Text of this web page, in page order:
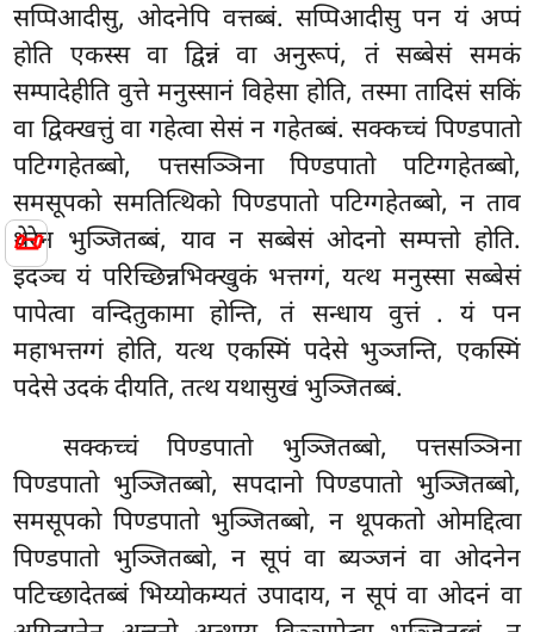
📜
सप्पिआदीसु, ओदनेपि वत्तब्बं. सप्पिआदीसु पन यं अप्पं
होति एकस्स वा द्विन्नं वा अनुरूपं, तं सब्बेसं समकं
सम्पादेहीति वुत्ते मनुस्सानं विहेसा होति, तस्मा तादिसं सकिं
वा द्विक्खत्तुं वा गहेत्वा सेसं न गहेतब्बं. सक्कच्चं पिण्डपातो
पटिग्गहेतब्बो, पत्तसञ्ञिना पिण्डपातो पटिग्गहेतब्बो,
समसूपको समतित्थिको पिण्डपातो पटिग्गहेतब्बो, न ताव
थेरेन भुञ्जितब्बं, याव न सब्बेसं ओदनो सम्पत्तो होति.
इदञ्च यं परिच्छिन्नभिक्खुकं भत्तग्गं, यत्थ मनुस्सा सब्बेसं
पापेत्वा वन्दितुकामा होन्ति, तं सन्धाय वुत्तं . यं पन
महाभत्तग्गं होति, यत्थ एकस्मिं पदेसे भुञ्जन्ति, एकस्मिं
पदेसे उदकं दीयति, तत्थ यथासुखं भुञ्जितब्बं.
सक्कच्चं पिण्डपातो भुञ्जितब्बो, पत्तसञ्ञिना
पिण्डपातो भुञ्जितब्बो, सपदानो पिण्डपातो भुञ्जितब्बो,
समसूपको पिण्डपातो भुञ्जितब्बो, न थूपकतो ओमद्दित्वा
पिण्डपातो भुञ्जितब्बो, न सूपं वा ब्यञ्जनं वा ओदनेन
पटिच्छादेतब्बं भिय्योकम्यतं उपादाय, न सूपं वा ओदनं वा